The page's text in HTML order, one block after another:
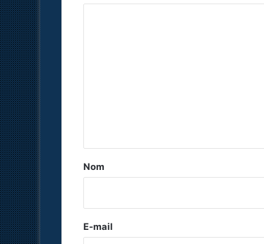
a
e
Nom
E-mail